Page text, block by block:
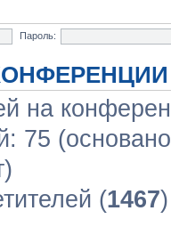
Пароль:
на
75
(1467